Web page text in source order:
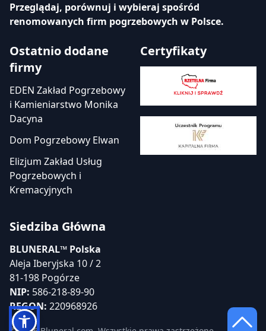
Przeglądaj, porównuj i wybieraj spośród
renomowanych firm pogrzebowych w Polsce.
Ostatnio dodane
firmy
EDEN Zakład Pogrzebowy
i Kamieniarstwo Monika
Dacyna
Dom Pogrzebowy Elwan
Elizjum Zakład Usług
Pogrzebowych i
Kremacyjnych
Certyfikaty
Siedziba Główna
BLUNERAL™ Polska
Aleja Iberyjska 10 / 2
81-198 Pogórze
NIP: 586-218-89-90
REGON: 220968926